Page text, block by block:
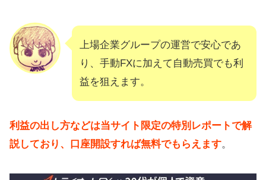
上場企業グループの運営で安心であ
り、手動FXに加えて自動売買でも利
益を狙えます。
利益の出し方などは当サイト限定の特別レポートで解
説しており、口座開設すれば無料でもらえます。